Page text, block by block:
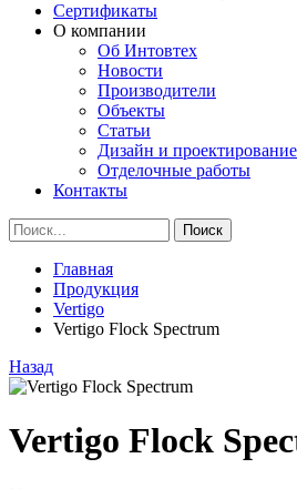
Сертификаты
О компании
Об Интовтех
Новости
Производители
Объекты
Статьи
Дизайн и проектирование
Отделочные работы
Контакты
Главная
Продукция
Vertigo
Vertigo Flock Spectrum
Назад
Vertigo Flock